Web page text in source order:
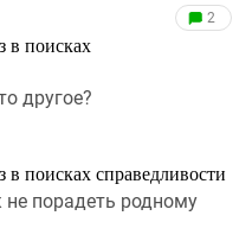
в поисках
2
другое?
поисках справедливости
не порадеть родному